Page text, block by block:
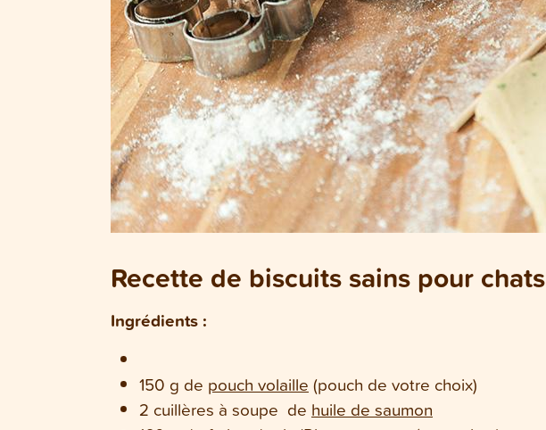
Recette de biscuits sains pour chats
Ingrédients :
150 g de pouch volaille (pouch de votre choix)
2 cuillères à soupe de huile de saumon